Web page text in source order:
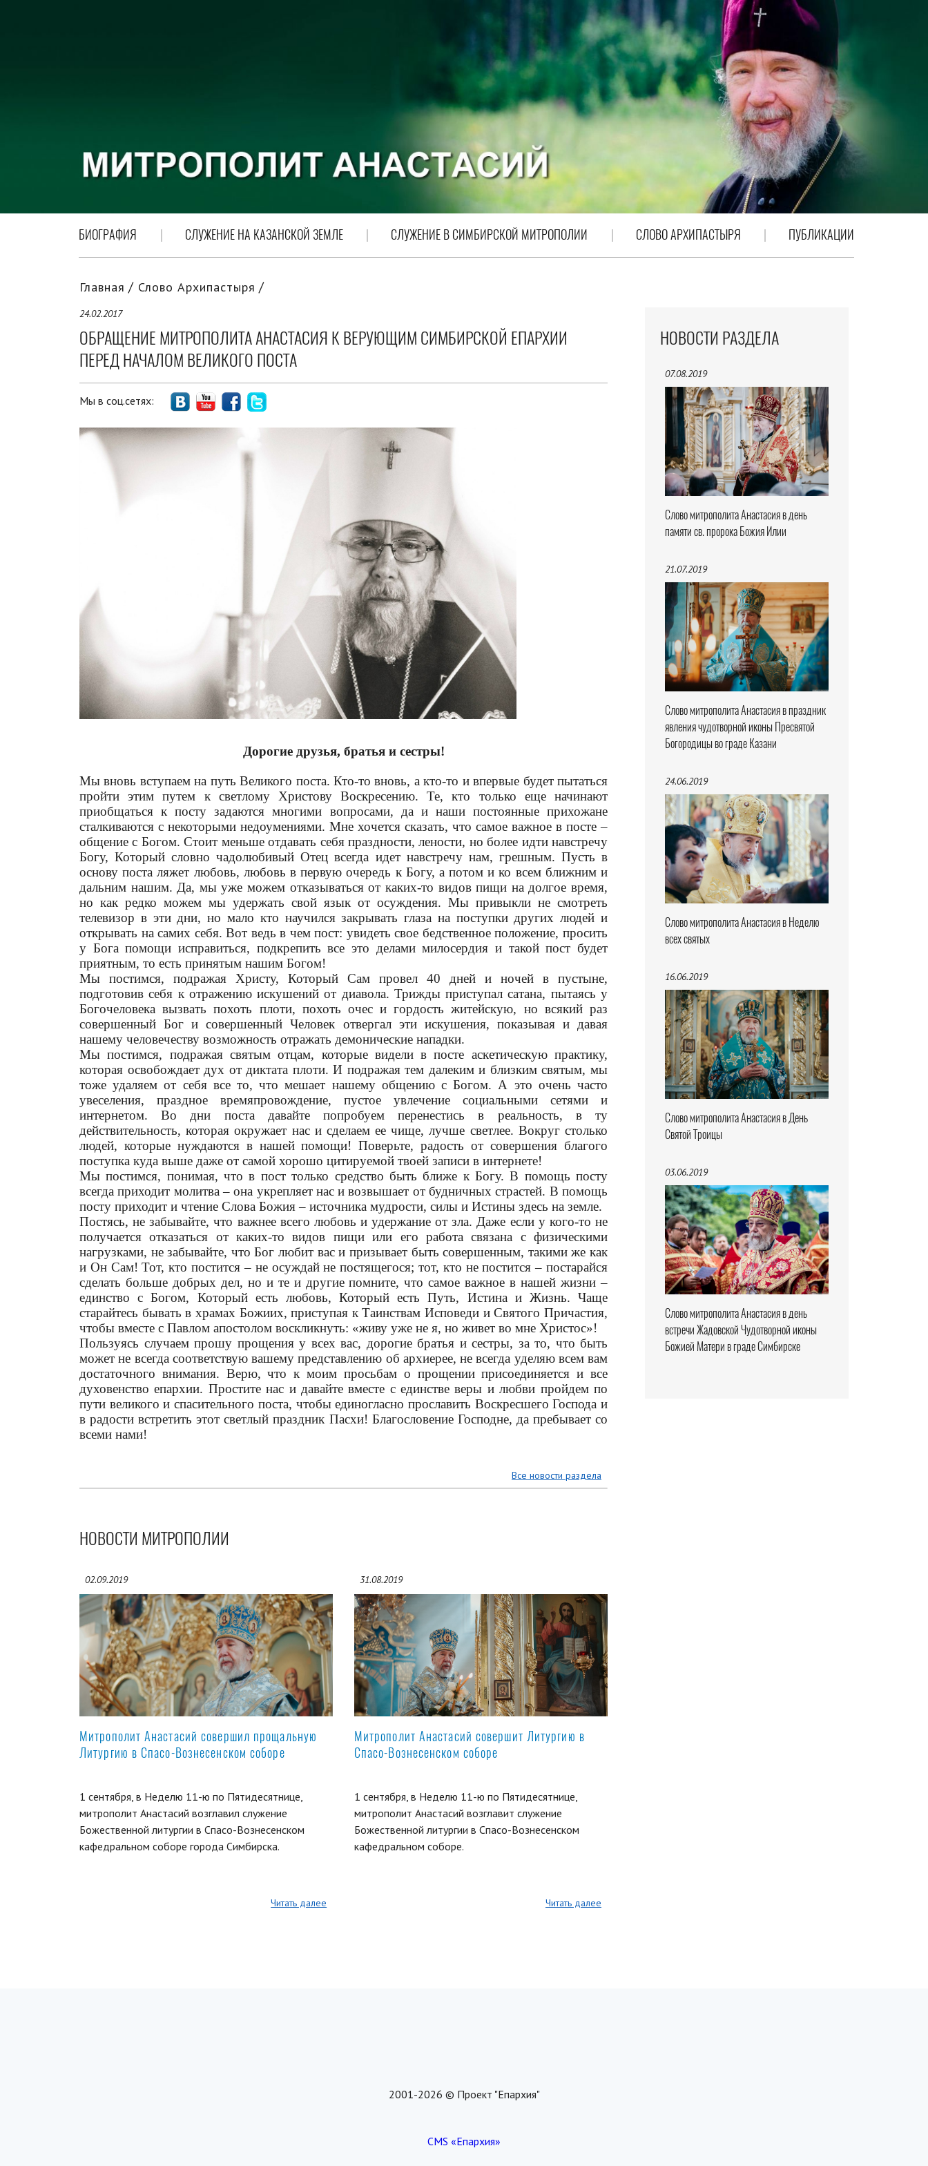
БИОГРАФИЯ СЛУЖЕНИЕ НА КАЗАНСКОЙ ЗЕМЛЕ СЛУЖЕНИЕ В СИМБИРСКОЙ МИТРОПОЛИИ СЛОВО АРХИПАСТЫРЯ ПУБЛИКАЦИИ
НОВОСТИ РАЗДЕЛА
07.08.2019
Слово митрополита Анастасия в день
памяти св. пророка Божия Илии
21.07.2019
Слово митрополита Анастасия в праздник
явления чудотворной иконы Пресвятой
Богородицы во граде Казани
24.06.2019
Слово митрополита Анастасия в Неделю
всех святых
16.06.2019
Слово митрополита Анастасия в День
Святой Троицы
03.06.2019
Слово митрополита Анастасия в день
встречи Жадовской Чудотворной иконы
Божией Матери в граде Симбирске
Главная Слово Архипастыря
24.02.2017
ОБРАЩЕНИЕ МИТРОПОЛИТА АНАСТАСИЯ К ВЕРУЮЩИМ СИМБИРСКОЙ ЕПАРХИИ
ПЕРЕД НАЧАЛОМ ВЕЛИКОГО ПОСТА
Мы в соц.сетях:
Дорогие друзья, братья и сестры!
Мы вновь вступаем на путь Великого поста. Кто-то вновь, а кто-то и впервые будет пытаться
пройти этим путем к светлому Христову Воскресению. Те, кто только еще начинают
приобщаться к посту задаются многими вопросами, да и наши постоянные прихожане
сталкиваются с некоторыми недоумениями. Мне хочется сказать, что самое важное в посте –
общение с Богом. Стоит меньше отдавать себя праздности, лености, но более идти навстречу
Богу, Который словно чадолюбивый Отец всегда идет навстречу нам, грешным. Пусть в
основу поста ляжет любовь, любовь в первую очередь к Богу, а потом и ко всем ближним и
дальним нашим. Да, мы уже можем отказываться от каких-то видов пищи на долгое время,
но как редко можем мы удержать свой язык от осуждения. Мы привыкли не смотреть
телевизор в эти дни, но мало кто научился закрывать глаза на поступки других людей и
открывать на самих себя. Вот ведь в чем пост: увидеть свое бедственное положение, просить
у Бога помощи исправиться, подкрепить все это делами милосердия и такой пост будет
приятным, то есть принятым нашим Богом!
Мы постимся, подражая Христу, Который Сам провел 40 дней и ночей в пустыне,
подготовив себя к отражению искушений от диавола. Трижды приступал сатана, пытаясь у
Богочеловека вызвать похоть плоти, похоть очес и гордость житейскую, но всякий раз
совершенный Бог и совершенный Человек отвергал эти искушения, показывая и давая
нашему человечеству возможность отражать демонические нападки.
Мы постимся, подражая святым отцам, которые видели в посте аскетическую практику,
которая освобождает дух от диктата плоти. И подражая тем далеким и близким святым, мы
тоже удаляем от себя все то, что мешает нашему общению с Богом. А это очень часто
увеселения, праздное времяпровождение, пустое увлечение социальными сетями и
интернетом. Во дни поста давайте попробуем перенестись в реальность, в ту
действительность, которая окружает нас и сделаем ее чище, лучше светлее. Вокруг столько
людей, которые нуждаются в нашей помощи! Поверьте, радость от совершения благого
поступка куда выше даже от самой хорошо цитируемой твоей записи в интернете!
Мы постимся, понимая, что в пост только средство быть ближе к Богу. В помощь посту
всегда приходит молитва – она укрепляет нас и возвышает от будничных страстей. В помощь
посту приходит и чтение Слова Божия – источника мудрости, силы и Истины здесь на земле.
Постясь, не забывайте, что важнее всего любовь и удержание от зла. Даже если у кого-то не
получается отказаться от каких-то видов пищи или его работа связана с физическими
нагрузками, не забывайте, что Бог любит вас и призывает быть совершенным, такими же как
и Он Сам! Тот, кто постится – не осуждай не постящегося; тот, кто не постится – постарайся
сделать больше добрых дел, но и те и другие помните, что самое важное в нашей жизни –
единство с Богом, Который есть любовь, Который есть Путь, Истина и Жизнь. Чаще
старайтесь бывать в храмах Божиих, приступая к Таинствам Исповеди и Святого Причастия,
чтобы вместе с Павлом апостолом воскликнуть: «живу уже не я, но живет во мне Христос»!
Пользуясь случаем прошу прощения у всех вас, дорогие братья и сестры, за то, что быть
может не всегда соответствую вашему представлению об архиерее, не всегда уделяю всем вам
достаточного внимания. Верю, что к моим просьбам о прощении присоединяется и все
духовенство епархии. Простите нас и давайте вместе с единстве веры и любви пройдем по
пути великого и спасительного поста, чтобы единогласно прославить Воскресшего Господа и
в радости встретить этот светлый праздник Пасхи! Благословение Господне, да пребывает со
всеми нами!
Все новости раздела
НОВОСТИ МИТРОПОЛИИ
02.09.2019
Митрополит Анастасий совершил прощальную
Литургию в Спасо-Вознесенском соборе
1 сентября, в Неделю 11-ю по Пятидесятнице,
митрополит Анастасий возглавил служение
Божественной литургии в Спасо-Вознесенском
кафедральном соборе города Симбирска.
Читать далее
31.08.2019
Митрополит Анастасий совершит Литургию в
Спасо-Вознесенском соборе
1 сентября, в Неделю 11-ю по Пятидесятнице,
митрополит Анастасий возглавит служение
Божественной литургии в Спасо-Вознесенском
кафедральном соборе.
Читать далее
2001-2026 © Проект "Епархия"
CMS «Епархия»